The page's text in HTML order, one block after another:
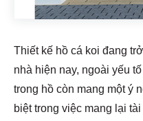
Thiết kế hồ cá koi đang
nhà hiện nay, ngoài yếu
trong hồ còn mang một ý
biệt trong việc mang lại